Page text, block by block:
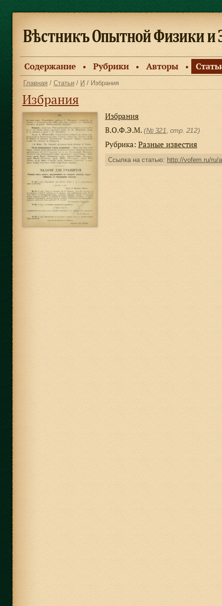
Содержание ● Рубрики ● Авторы ●
Главная / Статьи / И / Избрания
Избрания
Избрания
В.О.Ф.Э.М. (№ 321 , стр. 212)
Рубрика: Разные известия
Ссылка на статью: http://vofem.ru/ru/